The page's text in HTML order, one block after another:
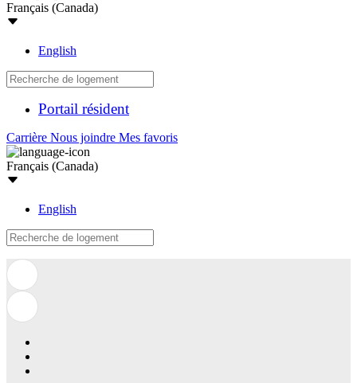
Français (Canada)
English
Portail résident
Carrière Nous joindre Mes favoris
Français (Canada)
English